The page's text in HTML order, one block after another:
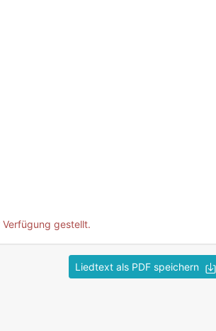
gestellt.
Liedtext als PDF speichern